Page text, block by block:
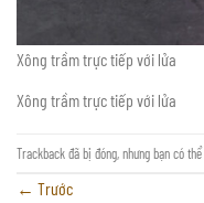
Xông trầm trực tiếp với lửa
Xông trầm trực tiếp với lửa
Trackback đã bị đóng, nhưng bạn có thể
← Trước